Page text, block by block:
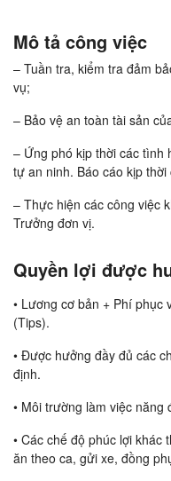
Mô tả công việc
– Tuần tra, kiểm tra đảm
vụ;
– Bảo vệ an toàn tài sản
– Ứng phó kịp thời các tình
tự an ninh. Báo cáo kịp
– Thực hiện các công việc
Trưởng đơn vị.
Quyền lợi được
• Lương cơ bản + Phí phục
(Tips).
• Được hưởng đầy đủ các
định.
• Môi trường làm việc năng
• Các chế độ phúc lợi
ăn theo ca, gửi xe, đồng